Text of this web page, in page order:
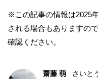
※この記事の情報は2025
される場合もありますの
確認ください。
齋藤 萌 さいと